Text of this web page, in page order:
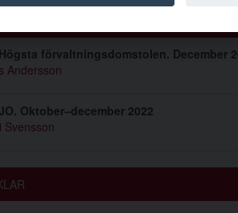
förvaltningsdomstolen. December
Andersson
Oktober–december 2022
Svensson